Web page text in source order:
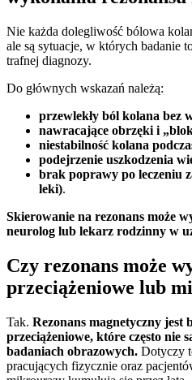
Nie każda dolegliwość bólowa
ale są sytuacje, w których badanie
trafnej diagnozy.
Do głównych wskazań należą:
przewlekły ból kolana bez
nawracające obrzęki i
niestabilność kolana
podejrzenie uszkodzenia
brak poprawy po leczeniu
leki).
Skierowanie na rezonans może
neurolog lub lekarz rodzinny w
Czy rezonans może
przeciążeniowe lub
Tak. Rezonans magnetyczny jest
przeciążeniowe, które często nie
badaniach obrazowych. Dotyczy
pracujących fizycznie oraz